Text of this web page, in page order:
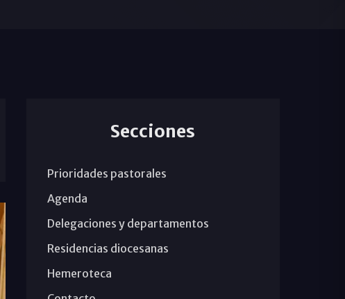
Secciones
Prioridades pastorales
Agenda
Delegaciones y departamentos
Residencias diocesanas
Hemeroteca